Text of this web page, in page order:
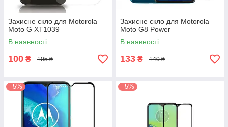
Захисне скло для Motorola
Moto G XT1039
В наявності
100 ₴ 105 ₴
Захисне скло для Motorola
Moto G8 Power
В наявності
133 ₴ 140 ₴
–5% –5%